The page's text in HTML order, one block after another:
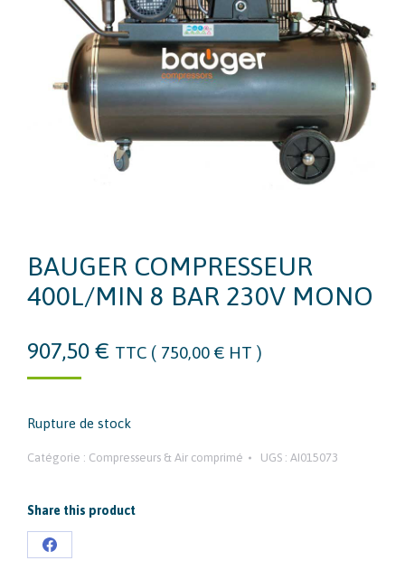
BAUGER COMPRESSEUR
400L/MIN 8 BAR 230V MONO
907,50 € TTC ( 750,00 € HT )
Rupture de stock
Catégorie : Compresseurs & Air comprimé UGS : AI015073
Share this product
Partager